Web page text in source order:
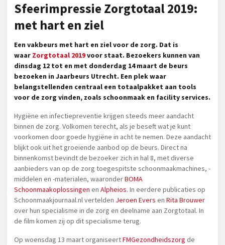
Sfeerimpressie Zorgtotaal 2019:
met hart en ziel
Een vakbeurs met hart en ziel voor de zorg. Dat is
waar Zorgtotaal 2019voor staat. Bezoekers kunnen van
dinsdag 12 tot en met donderdag 14 maart de beurs
bezoeken in Jaarbeurs Utrecht. Een plek waar
belangstellenden centraal een totaalpakket aan tools
voor de zorg vinden, zoals schoonmaak en facility services.
Hygiëne en infectiepreventie krijgen steeds meer aandacht
binnen de zorg. Volkomen terecht, als je beseft wat je kunt
voorkomen door goede hygiëne in acht te nemen. Deze aandacht
blijkt ook uit het groeiende aanbod op de beurs. Direct na
binnenkomst bevindt de bezoeker zich in hal 8, met diverse
aanbieders van op de zorg toegespitste schoonmaakmachines, -
middelen en -materialen, waaronderBOMA
Schoonmaakoplossingen en Alpheios. In eerdere publicaties op
Schoonmaakjournaal.nl vertelden Jeroen Evers en Rita Brouwer
over hun specialisme in de zorg en deelname aan Zorgtotaal. In
de film komen zij op dit specialisme terug.
Op woensdag 13 maart organiseertFMGezondheidszorg de